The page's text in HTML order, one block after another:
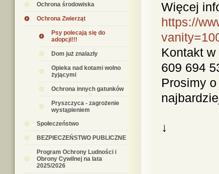
Ochrona środowiska
Ochrona Zwierząt
Psy polecają się do
adopcji!!!
Dom już znalazły
Opieka nad kotami wolno
żyjącymi
Ochrona innych gatunków
Pryszczyca - zagrożenie
wystąpieniem
Społeczeństwo
BEZPIECZEŃSTWO PUBLICZNE
Program Ochrony Ludności i
Obrony Cywilnej na lata
2025/2026
Więcej
https://
Kontakt
609 694
Prosimy
↓